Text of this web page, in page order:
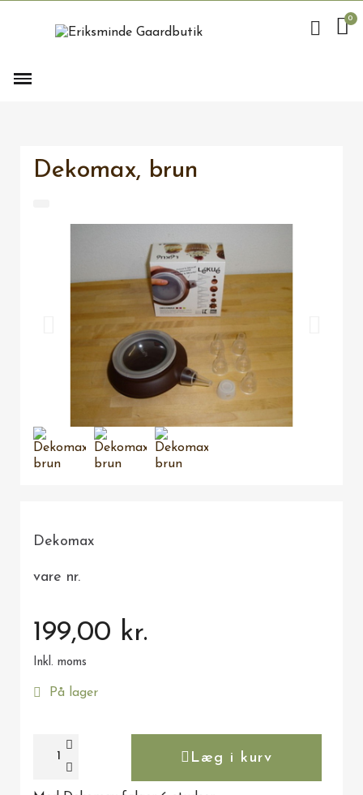
Dekomax, brun
Dekomax
vare nr.
199,00 kr.
Inkl. moms
På lager
Læg i kurv